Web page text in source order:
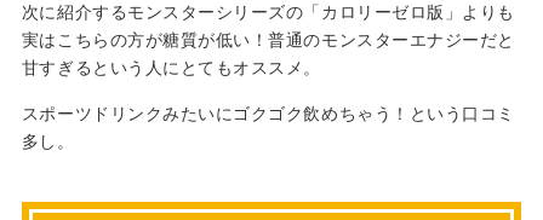
次に紹介するモンスターシリーズの「カロリーゼロ版」よりも
実はこちらの方が糖質が低い！普通のモンスターエナジーだと
甘すぎるという人にとてもオススメ。
スポーツドリンクみたいにゴクゴク飲めちゃう！という口コミ
多し。